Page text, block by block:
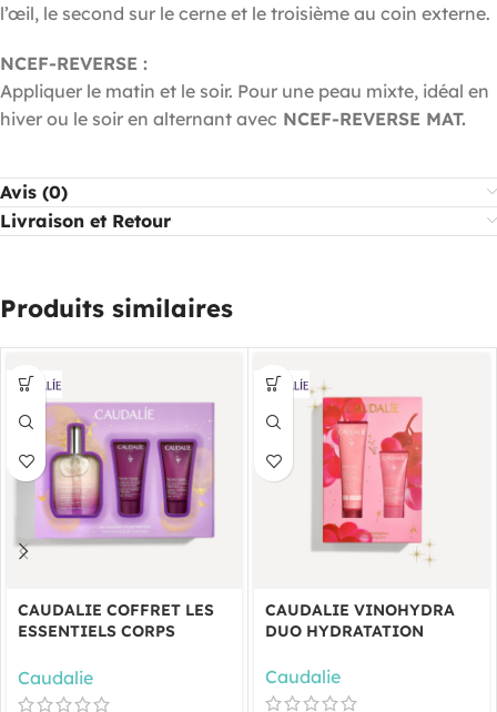
l’œil, le second sur le cerne et le troisième au coin externe.
NCEF-REVERSE :
Appliquer le matin et le soir. Pour une peau mixte, idéal en
hiver ou le soir en alternant avec NCEF-REVERSE MAT.
Avis (0)
Livraison et Retour
Produits similaires
CAUDALIE COFFRET LES
ESSENTIELS CORPS
Caudalie
CAUDALIE VINOHYDRA
DUO HYDRATATION
Caudalie